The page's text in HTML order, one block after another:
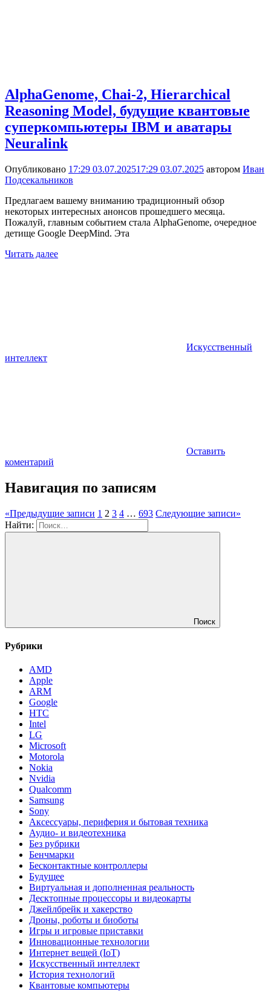
AlphaGenome, Chai-2, Hierarchical
Reasoning Model, будущие квантовые
суперкомпьютеры IBM и аватары
Neuralink
Опубликовано 17:29 03.07.202517:29 03.07.2025 автором Иван
Подсекальников
Предлагаем вашему вниманию традиционный обзор
некоторых интересных анонсов прошедшего месяца.
Пожалуй, главным событием стала AlphaGenome, очередное
детище Google DeepMind. Эта
Читать далее
Искусственный
интеллект
Оставить
коментарий
Навигация по записям
«Предыдущие записи 1 2 3 4 … 693 Следующие записи»
Найти:
Поиск
Рубрики
AMD
Apple
ARM
Google
HTC
Intel
LG
Microsoft
Motorola
Nokia
Nvidia
Qualcomm
Samsung
Sony
Аксессуары, периферия и бытовая техника
Аудио- и видеотехника
Без рубрики
Бенчмарки
Бесконтактные контроллеры
Будущее
Виртуальная и дополненная реальность
Десктопные процессоры и видеокарты
Джейлбрейк и хакерство
Дроны, роботы и биоботы
Игры и игровые приставки
Инновационные технологии
Интернет вещей (IoT)
Искусственный интеллект
История технологий
Квантовые компьютеры